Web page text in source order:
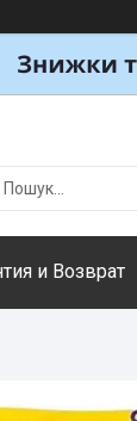
и Возврат